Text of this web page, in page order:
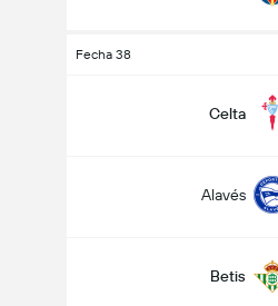
Fecha 38
Celta
Alavés
Betis